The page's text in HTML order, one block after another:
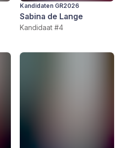
Kandidaten GR2026
Sabina de Lange
Kandidaat #4